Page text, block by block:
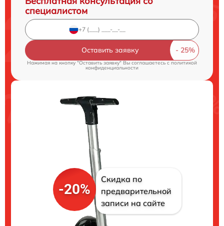
специалистом
Оставить заявку
Нажимая на кнопку "Оставить заявку" Вы соглашаетесь cполитикой
конфиденциальности
-20%
Скидка по
предварительной
записи на сайте